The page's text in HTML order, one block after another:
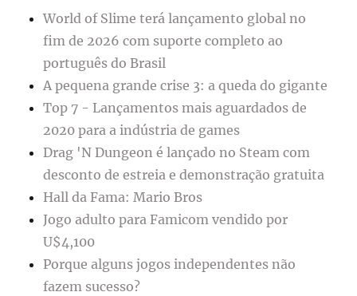
World of Slime terá lançamento global no
fim de 2026 com suporte completo ao
português do Brasil
A pequena grande crise 3: a queda do gigante
Top 7 - Lançamentos mais aguardados de
2020 para a indústria de games
Drag 'N Dungeon é lançado no Steam com
desconto de estreia e demonstração gratuita
Hall da Fama: Mario Bros
Jogo adulto para Famicom vendido por
U$4,100
Porque alguns jogos independentes não
fazem sucesso?